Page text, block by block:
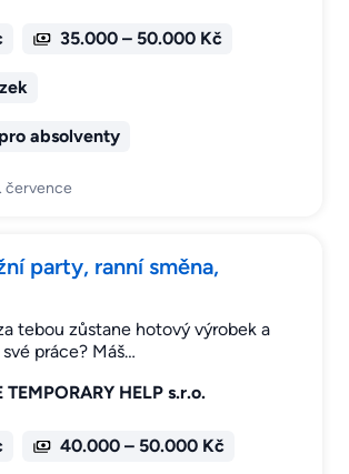
35.000 – 50.000 Kč
absolventy
července
party, ranní směna,
tebou zůstane hotový výrobek a
práce? Máš…
TEMPORARY HELP s.r.o.
40.000 – 50.000 Kč